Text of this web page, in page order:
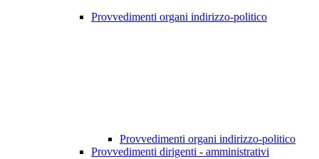
Provvedimenti organi indirizzo-politico
Provvedimenti organi indirizzo-politico
Provvedimenti dirigenti - amministrativi